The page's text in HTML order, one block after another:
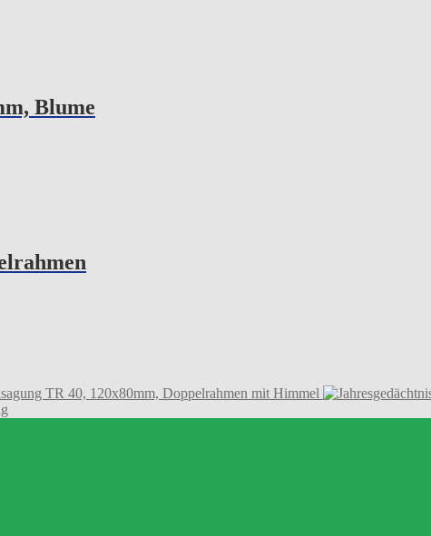
Blume
TR 40, 120x80mm, Doppelrahmen mit Himmel